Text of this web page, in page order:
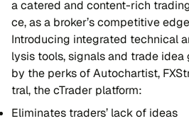
a ca​te​red and con​tent-rich
ce, as a bro​ker’s co​mpe​ti​tive
In​tro​du​cing in​te​g​ra​ted te​ch​ni​cal
lysis too​ls, si​g​na​ls and tra​de idea
by the per​ks of Au​to​char​ti​st,
tral, the cTra​der pla​tform:
Eli​mi​na​tes tra​ders’ lack of ideas